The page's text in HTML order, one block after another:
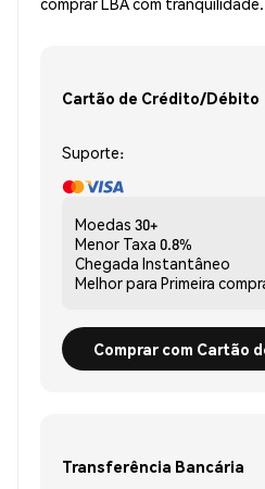
Cartão de Crédito/Débito
Suporte:
Moedas 30+
Menor Taxa 0.8%
Chegada Instantâneo
Melhor para Primeira
Comprar com Cartão
Transferência Bancária